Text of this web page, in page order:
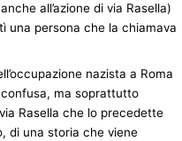
all’azione di via Rasella)
una persona che la chiamava
nazista a Roma
ma soprattutto
Rasella che lo precedette
di una storia che viene